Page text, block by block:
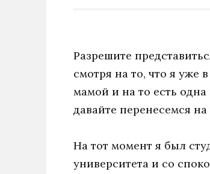
Разрешите
смотря на то, что я уже
мамой и на то есть
давайте перенесемся
На тот момент я был
университета и со